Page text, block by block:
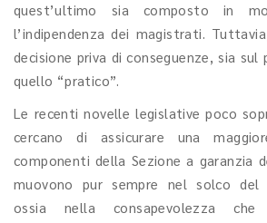
quest’ultimo sia composto in
l’indipendenza dei magistrati.
decisione priva di conseguenze, sia
quello “pratico”.
Le recenti novelle legislative poco
cercano di assicurare una
componenti della Sezione a garanzia
muovono pur sempre nel solco del
ossia nella consapevolezza che